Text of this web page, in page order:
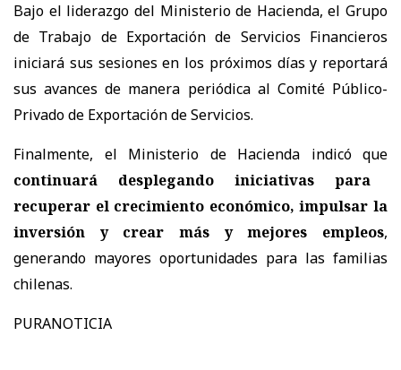
Bajo el liderazgo del Ministerio de Hacienda, el Grupo
de Trabajo de Exportación de Servicios Financieros
iniciará sus sesiones en los próximos días y reportará
sus avances de manera periódica al Comité Público-
Privado de Exportación de Servicios.
Finalmente, el Ministerio de Hacienda indicó que
continuará desplegando iniciativas para
recuperar el crecimiento económico, impulsar la
inversión y crear más y mejores empleos,
generando mayores oportunidades para las familias
chilenas.
PURANOTICIA